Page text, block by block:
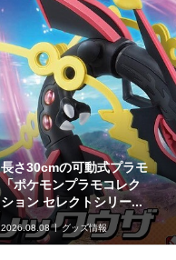
最初のパートナーポケモ
ンなど30種！「ポケット
モンスター30周年 ミニ...
2026.08.07 グッズ情報